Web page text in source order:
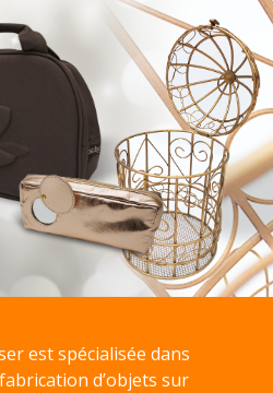
est spécialisée dans
d’objets sur